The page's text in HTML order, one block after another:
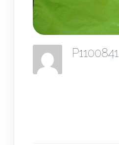
P1100841